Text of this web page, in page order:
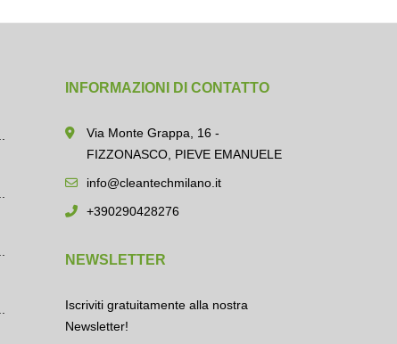
INFORMAZIONI DI CONTATTO
Via Monte Grappa, 16 -
FIZZONASCO, PIEVE EMANUELE
info@cleantechmilano.it
+390290428276
NEWSLETTER
Iscriviti gratuitamente alla nostra
Newsletter!